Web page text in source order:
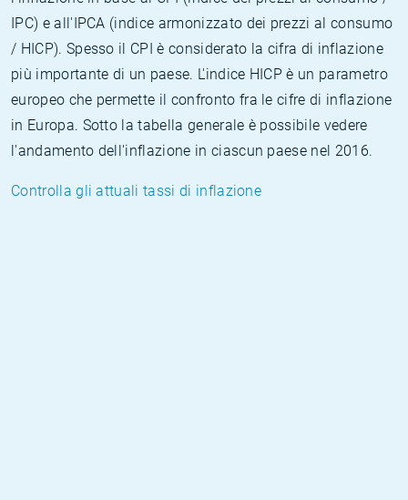
IPC) e all'IPCA (indice armonizzato dei prezzi al consumo
/ HICP). Spesso il CPI è considerato la cifra di inflazione
più importante di un paese. L'indice HICP è un parametro
europeo che permette il confronto fra le cifre di inflazione
in Europa. Sotto la tabella generale è possibile vedere
l'andamento dell'inflazione in ciascun paese nel 2016.
Controlla gli attuali tassi di inflazione